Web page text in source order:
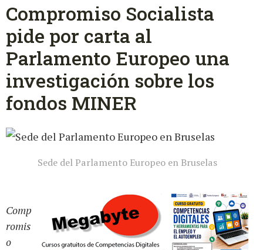
Compromiso Socialista
pide por carta al
Parlamento Europeo una
investigación sobre los
fondos MINER
Sede del Parlamento Europeo en Bruselas
Comp
romis
o